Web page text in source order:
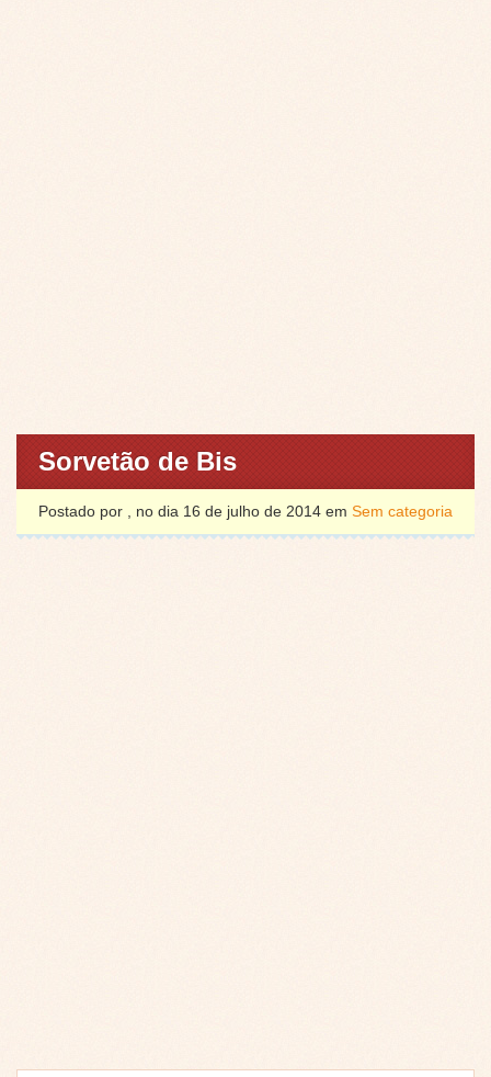
Sorvetão de Bis
Postado por , no dia 16 de julho de 2014 em Sem categoria